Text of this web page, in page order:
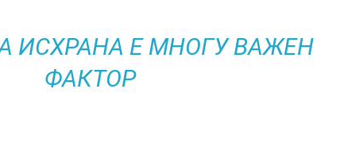
ИСХРАНА Е МНОГУ ВАЖЕН
ФАКТОР